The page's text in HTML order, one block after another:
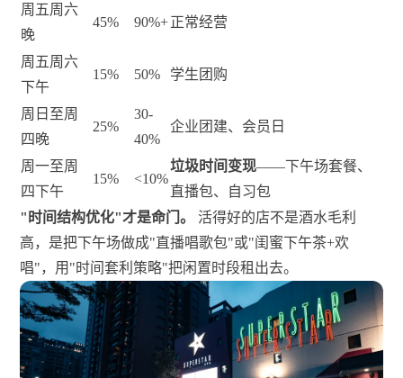
周五周六
晚
45% 90%+正常经营
周五周六
下午
15% 50% 学生团购
周日至周
四晚
25%
30-
40%
企业团建、会员日
周一至周
四下午
15% <10%
垃圾时间变现——下午场套餐、
直播包、自习包
"时间结构优化"才是命门。
活得好的店不是酒水毛利
高，是把下午场做成"直播唱歌包"或"闺蜜下午茶+欢
唱"，用"时间套利策略"把闲置时段租出去。